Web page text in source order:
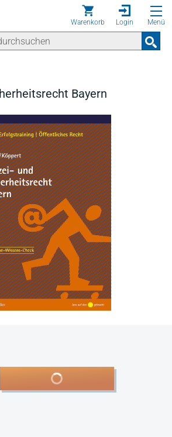
Warenkorb Login Menü
Bayern
In den Warenkorb